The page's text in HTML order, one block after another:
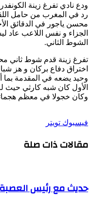
ودع نادي تفرغ زينة
رد في المغرب من حامل
محسن ياجور في الدقائق
الجزاء و نفس اللاعب عاد
الشوط الثاني.
تفرغ زينة قدم شوط ثاني
اختراق دفاع بركان و هز
وحيد يضعه في المقدمة بما
الأول كان شبه كارثي حيث
وكان خجولا في معظم
فيسبوك تويتر
البريد
مقالات ذات صلة
حديث مع رئيس العصبة